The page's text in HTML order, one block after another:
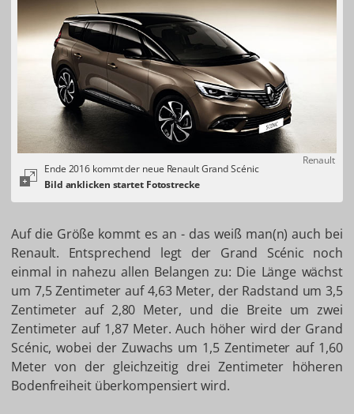
Renault
Ende 2016 kommt der neue Renault Grand Scénic
Auf die Größe kommt es an - das weiß man(n) auch bei
Renault. Entsprechend legt der Grand Scénic noch
einmal in nahezu allen Belangen zu: Die Länge wächst
um 7,5 Zentimeter auf 4,63 Meter, der Radstand um 3,5
Zentimeter auf 2,80 Meter, und die Breite um zwei
Zentimeter auf 1,87 Meter. Auch höher wird der Grand
Scénic, wobei der Zuwachs um 1,5 Zentimeter auf 1,60
Meter von der gleichzeitig drei Zentimeter höheren
Bodenfreiheit überkompensiert wird.